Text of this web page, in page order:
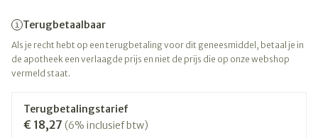
Terugbetaalbaar
Als je recht hebt op een terugbetaling voor dit geneesmiddel, betaal je in
de apotheek een verlaagde prijs en niet de prijs die op onze webshop
vermeld staat.
Terugbetalingstarief
€ 18,27 (6% inclusief btw)